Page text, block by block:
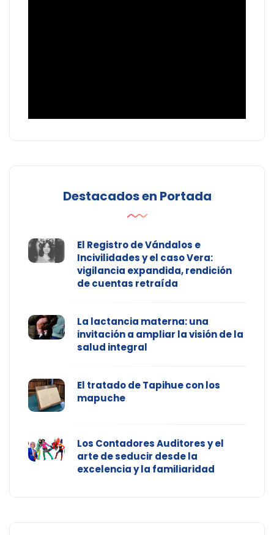
Destacados en Portada
El Registro de Vándalos e
Incivilidades y el caso Vera:
vigilancia expandida, rendición
de cuentas retraída
La lactancia materna: una
invitación a ampliar la visión de la
salud integral
El tratado de Tapihue con los
mapuche
Los Contadores Auditores y el
arte de seducir desde la
excelencia y la familiaridad